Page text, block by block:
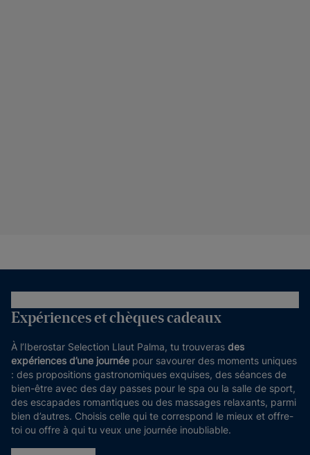
Expériences et chèques cadeaux
À l’Iberostar Selection Llaut Palma, tu trouveras des
expériences d’une journée pour savourer des moments uniques
: des propositions gastronomiques exquises, des séances de
bien-être avec des day passes pour le spa ou la salle de sport,
des escapades romantiques ou des massages relaxants, parmi
bien d’autres. Choisis celle qui te correspond le mieux et offre-
toi ou offre à qui tu veux une journée inoubliable.